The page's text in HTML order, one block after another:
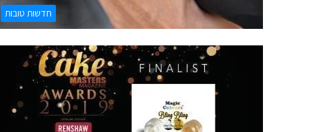
חדשות טובות